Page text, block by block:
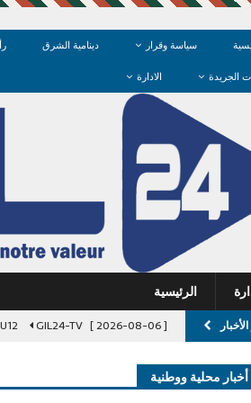
سياسة وقرار دينامية الشرق
الجريدة
الادارة
الرئيسية
[ 2026-08-06 ]
GIL24-TV
[ 2026-08-06 ]
مدخل السمارة..
أخبار محلية ووطنية